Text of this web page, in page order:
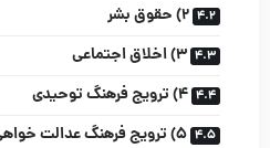
2) حقوق بشر
3) اخلاق اجتماعی
4) ترویج فرهنگ توحیدی
5) ترویج فرهنگ عدالت خواهی